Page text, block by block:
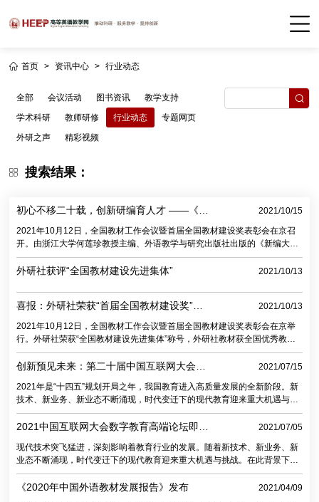
首页 > 资讯中心 > 行业动态
全部 会议活动 图书资讯
教学支持
学术科研
教师研修 行业动态
专题网页
外研之声
精彩视频
搜索结果：
初心不移二十载，创新研编育人才 ——《新
全国教材建设奖全国优秀教材（高等教育
类）一等奖
2021/10/15
2021年10月12日，全国教材工作会议暨首届全国教材建设奖表彰会在京召
开。由浙江大学何莲珍教授主编、外语教学与研究出版社出版的《新编大学
英语（第四版）综合教程1》荣获全国优秀教材（高等教育类）一等奖。
1999年，《新编大学英语》诞生，自此栉风沐雨、长风破浪，以“新”引领，
至四版，23载岁月中，《新编大学英语》始终不忘初心、持续创新，记录了
一段新世纪中国外语教育发展的光辉历程，印刻了一串中国外语人砥砺探索
的珍贵足迹，谱写了一篇中国外语教材与时俱进的精彩华章。 首开先河，探
索教
外研社获评“全国教材建设先进集体” 2021/10/13
喜报：外研社荣获“首届全国教材建设奖”多
2021/10/13
2021年10月12日，全国教材工作会议暨首届全国教材建设奖表彰会在京举
行。外研社荣获“全国教材建设先进集体”称号，外研社教材获全国优秀教材
（基础教育类）特等奖和19项全国优秀教材奖一二等奖。 近年来，国家对教
材建设给予高度关注。2016年10月，中办、国办印发了《关于新形势下加
建设的中央文件。为贯彻落实文件精神，2017年国务院成立国家教材委员
会，教育部成立教材局，同时，国家教材委员会设立专家委员会，通过层层
推荐、全面比较、反复研究遴选出200余名专家委员会委员。2020年开展的
首
创新预见未来：第二十届中国互联网大会数
2021/07/15
2021年是“十四五”规划开局之年，我国教育进入高质量发展的全新阶段。新
技术、新业务、新业态不断涌现，时代变迁下的现代教育迎来重大机遇与挑
战。在此背景下，2021年7月15日，外研在线与亚马逊云科技主办2021（第
二十届）中国互联网大会数字教育高端论坛，以“创见”为主题，聚焦数字化
不同形式展开，吸引超过700人线下参会、超10万人线上观看直播，就时代
变迁下的现代教育展开全面解读和深入探讨。论坛特邀中国互联网协会原副
理事长高新民及外研集团（外研社）党委书记、董事长，外研社社长王芳
2021中国互联网大会数字教育高端论坛即将
2021/07/05
现代技术突飞猛进，深刻影响着教育行业的发展。随着新技术、新业务、新
业态不断涌现，时代变迁下的现代教育迎来重大机遇与挑战。在此背景下，
由外研在线和亚马逊云科技主办的2021（第二十届）中国互联网大会数字教
育高端论坛将在北京盛大开幕。 论坛以“创见”为主题，聚焦数字化教育的变
《2020年中国外语教材发展报告》发布
2021/04/09